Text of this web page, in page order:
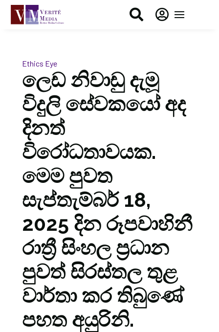
 
Ethics Eye
ලෙඩ නිවාඩු දැමූ
විදුලි සේවකයෝ අද
දිනත්
විරෝධතාවයක.
මෙම පුවත
සැප්තැම්බර් 18,
2025 දින රූපවාහිනී
රාත්‍රී සිංහල ප්‍රධාන
පුවත් සිරස්තල තුළ
වාර්තා කර තිබුණේ
පහත අයුරිනි.